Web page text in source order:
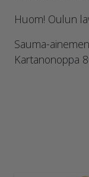
Huom! Oulun
Sauma-
Kartanonoppa